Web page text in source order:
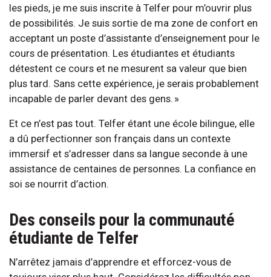
les pieds, je me suis inscrite à Telfer pour m’ouvrir plus
de possibilités. Je suis sortie de ma zone de confort en
acceptant un poste d’assistante d’enseignement pour le
cours de présentation. Les étudiantes et étudiants
détestent ce cours et ne mesurent sa valeur que bien
plus tard. Sans cette expérience, je serais probablement
incapable de parler devant des gens. »
Et ce n’est pas tout. Telfer étant une école bilingue, elle
a dû perfectionner son français dans un contexte
immersif et s’adresser dans sa langue seconde à une
assistance de centaines de personnes. La confiance en
soi se nourrit d’action.
Des conseils pour la communauté
étudiante de Telfer
N’arrêtez jamais d’apprendre et efforcez-vous de